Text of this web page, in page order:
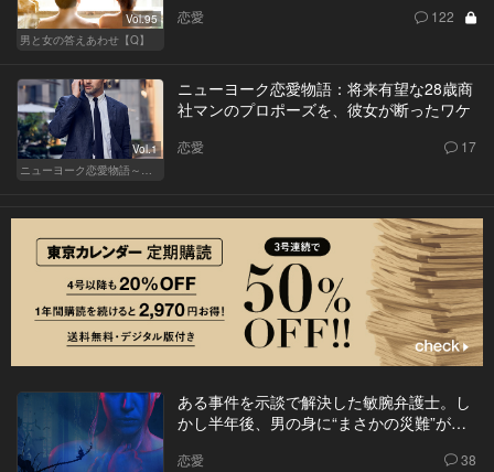
Vol.95
男と女の答えあわせ【Q】
恋愛 122
Vol.1
ニューヨーク恋愛物語～商社マン遥斗の場合～
ニューヨーク恋愛物語：将来有望な28歳商
社マンのプロポーズを、彼女が断ったワケ
恋愛 17
ある事件を示談で解決した敏腕弁護士。し
かし半年後、男の身に“まさかの災難”が…
恋愛 38